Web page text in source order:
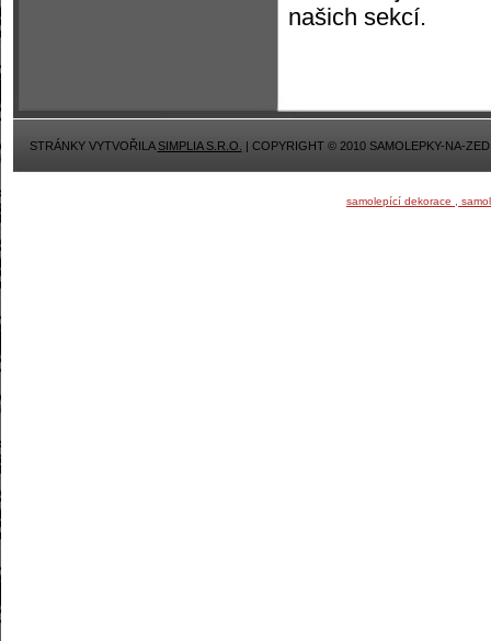
našich sekcí.
STRÁNKY VYTVOŘILASIMPLIA S.R.O. | COPYRIGHT © 2010 SAMOLEPKY-NA-
samolepící dekorace ,